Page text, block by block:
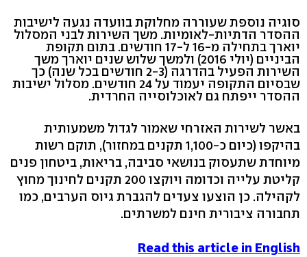
סוגיה נוספת שעוררה מחלוקת בוועדה נגעה לישיבות
ההסדר הדתיות-לאומיות. משך השירות לבני המסלול
יוארך בתחילה מ-16 ל-17 חודשים. בתום תקופת
הביניים (יולי 2016) ולמשך שלוש שנים יוארך משך
השירות הפעיל בהדרגה (2-3 חודשים בכל שנה) כך
שבסיום התקופה יעמוד על 24 חודשים. מסלול ישיבות
ההסדר ייפתח גם לאוכלוסייה החרדית.
באשר לשירות האזרחי שאמור לגדול משמעותית
בהיקפו (כיום כ-1,100 תקנים במחזור), תוקם רשות
מיוחדת שתעסוק בנושאי סביבה, בריאות, ביטחון פנים
קליטת עלייה וכדומה ויוקצו 200 תקנים לחינוך מחוץ
לקהילה. כן הוצעו צעדים להגברת גיוס הערבים, כמו
תחבורה ציבורית חינם למשרתים.
Read this article in English